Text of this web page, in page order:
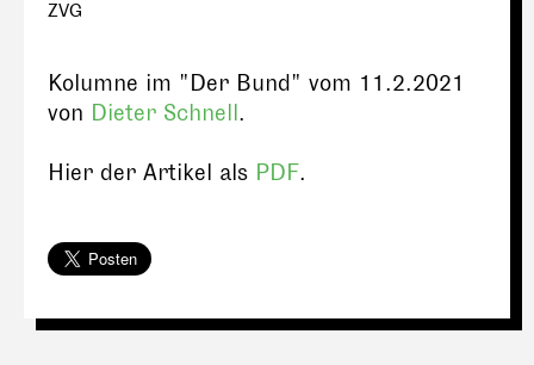
ZVG
Kolumne im "Der Bund" vom 11.2.2021
von Dieter Schnell .
Hier der Artikel als PDF.